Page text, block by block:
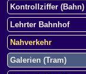
Kontrollziffer (Bahn)
Lehrter Bahnhof
Nahverkehr
Galerien (Tram)